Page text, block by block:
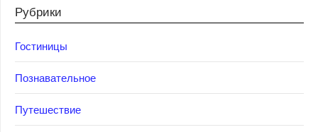
Рубрики
Гостиницы
Познавательное
Путешествие